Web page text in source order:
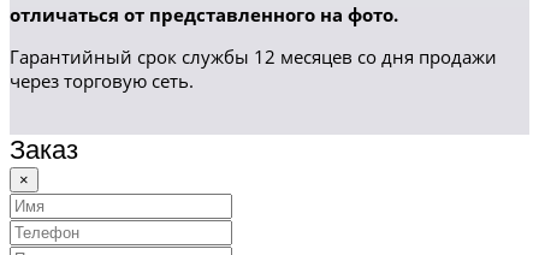
отличаться от представленного на фото.
Гарантийный срок службы 12 месяцев со дня продажи
через торговую сеть.
Заказ
×